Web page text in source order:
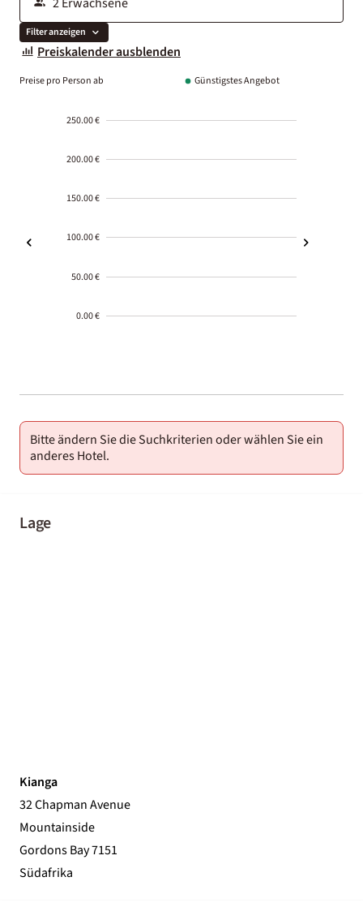
Filter anzeigen
Preiskalender ausblenden
Preise pro Person ab Günstigstes Angebot
250.00 €
200.00 €
150.00 €
100.00 €
50.00 €
0.00 €
01-02
Bitte ändern Sie die Suchkriterien oder wählen Sie ein
anderes Hotel.
Lage
Kianga
32 Chapman Avenue
Mountainside
Gordons Bay 7151
Südafrika